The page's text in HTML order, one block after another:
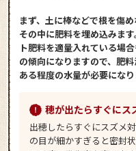
まず、土に棒などで根を傷め
その中に肥料を埋め込みま
ト肥料を適量入れている場
の傾向になりますので、肥料
ある程度の水量が必要になり
穂が出たらすぐにス
出穂したらすぐにスズメ
の目が細かすぎると密封